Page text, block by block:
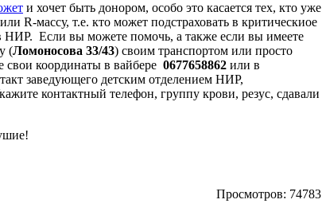
и хочет быть донором, особо это касается тех, кто уже
R-массу, т.е. кто может подстраховать в критическиое
НИР. Если вы можете помочь, а также если вы имеете
(Ломоносова 33/43) своим транспортом или просто
свои координаты в вайбере 0677658862 или в
заведующего детским отделением НИР,
контактный телефон, группу крови, резус, сдавали
Просмотров: 74783